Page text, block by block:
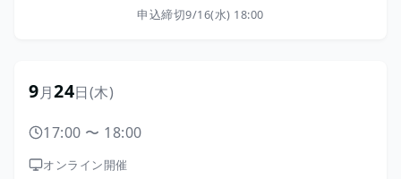
申込締切9/16(水) 18:00
9月24日(木)
17:00 〜 18:00
オンライン開催